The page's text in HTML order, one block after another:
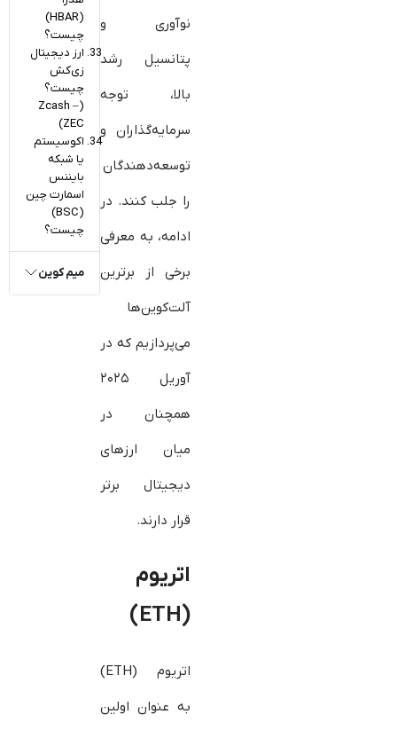
نوآوری و
پتانسیل رشد
بالا، توجه
سرمایه‌گذاران و
توسعه‌دهندگان
را جلب کنند. در
ادامه، به معرفی
برخی از برترین
آلت‌کوین‌ها
می‌پردازیم که در
آوریل ۲۰۲۵
همچنان در
میان ارزهای
دیجیتال برتر
قرار دارند.
اتریوم
(ETH)
اتریوم (ETH)
به عنوان اولین
(HBAR)
چیست؟
ارز دیجیتال
زی‌کش
چیست؟
(Zcash –
ZEC)
اکوسیستم
یا شبکه
بایننس
اسمارت چین
(BSC)
چیست؟
میم کوین